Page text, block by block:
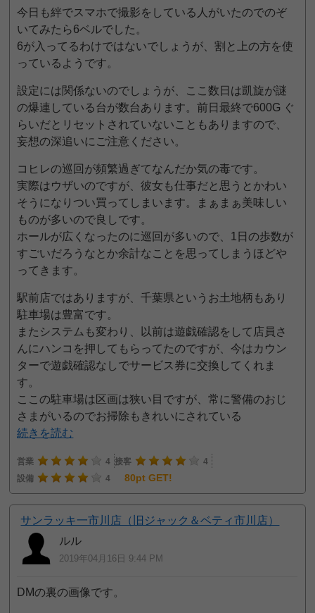
今日も絆でスマホで撮影をしている人がいたのでのぞ
いてみたら6ベルでした。
6が入ってるわけではないでしょうが、割と上の方を使
っているようです。
設定には関係ないのでしょうが、ここ数日は凱旋が謎
の爆連している台が数台あります。前日最終で600G ぐ
らいだとリセットされていないこともありますので、
妄想の深追いにご注意ください。
コヒレの巡回が頻繁過ぎてなんだか気の毒です。
実際はウザいのですが、彼女も仕事だと思うとかわい
そうになりつい買ってしまいます。まぁまぁ美味しい
ものが多いので良しです。
ホールが広くなったのに巡回が多いので、1日の歩数が
すごいだろうなとか余計なことを思ってしまうほどや
ってきます。
駅前店ではありますが、千葉県というお土地柄もあり
駐車場は豊富です。
またシステムも変わり、以前は遊戯確認をして店員さ
んにハンコを押してもらってたのですが、今はカウン
ターで遊戯確認なしでサービス券に交換してくれま
す。
ここの駐車場は区画は狭い目ですが、常に警備のおじ
さまがいるのでお掃除もきれいにされている
続きを読む
営業 4 接客
4
設備
4 80pt GET!
サンラッキ一市川店（旧ジャック＆ベティ市川店）
ルル
2019年04月16日 9:44 PM
DMの裏の画像です。